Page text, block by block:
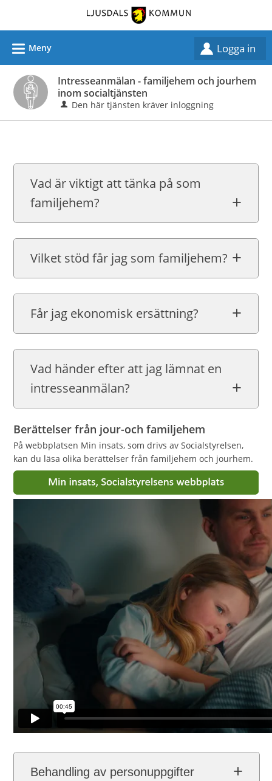
självservice
Ljusdals
kommun
L Meny Logga in
Intresseanmälan - familjehem och jourhem
inom socialtjänsten
Den här tjänsten kräver inloggning
Vad är viktigt att tänka på som
familjehem?
Vilket stöd får jag som familjehem?
Får jag ekonomisk ersättning?
Vad händer efter att jag lämnat en
intresseanmälan?
Berättelser från jour-och familjehem
På webbplatsen Min insats, som drivs av Socialstyrelsen,
kan du läsa olika berättelser från familjehem och jourhem.
Behandling av personuppgifter